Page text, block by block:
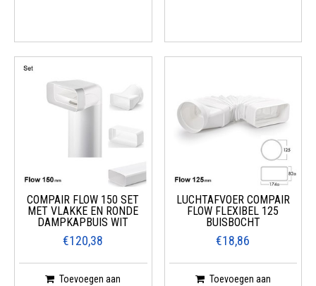
COMPAIR FLOW 150 SET
MET VLAKKE EN RONDE
DAMPKAPBUIS WIT
€120,38
Toevoegen aan
LUCHTAFVOER COMPAIR
FLOW FLEXIBEL 125
BUISBOCHT
€18,86
Toevoegen aan